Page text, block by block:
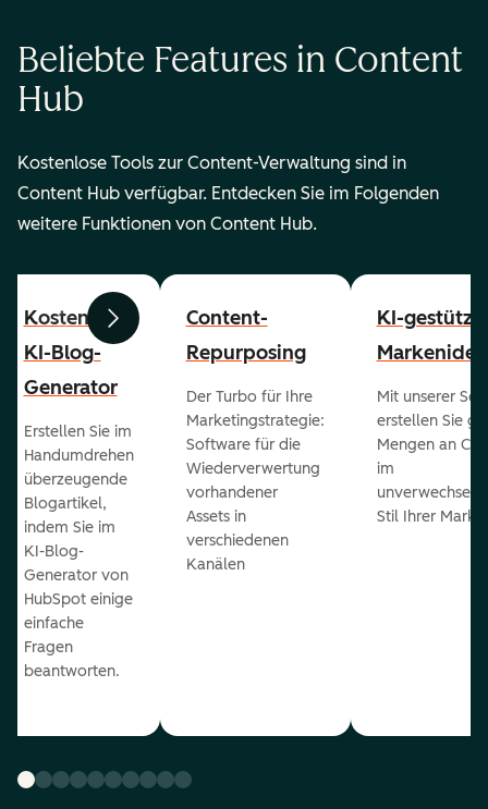
Beliebte Features in Content
Hub
Kostenlose Tools zur Content-Verwaltung sind in
Content Hub verfügbar. Entdecken Sie im Folgenden
weitere Funktionen von Content Hub.
ZurückWeiter
Kostenloser
KI-Blog-
Generator
Erstellen Sie im
Handumdrehen
überzeugende
Blogartikel,
indem Sie im
KI-Blog-
Generator von
HubSpot einige
einfache
Fragen
beantworten.
Content-
Repurposing
Der Turbo für Ihre
Marketingstrategie:
Software für die
Wiederverwertung
vorhandener
Assets in
verschiedenen
Kanälen
KI-
Mit unserer
erstellen Sie
Mengen an
im
Stil Ihrer Marke.